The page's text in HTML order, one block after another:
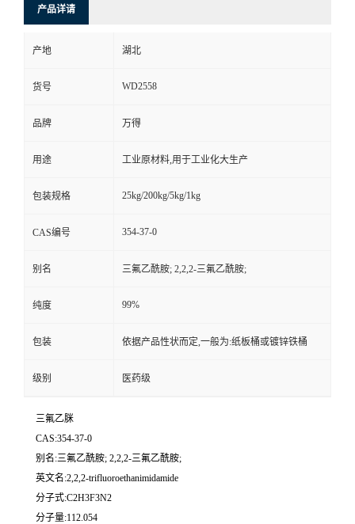
产品详请
产地 湖北
货号 WD2558
品牌 万得
用途 工业原材料,用于工业化大生产
包装规格 25kg/200kg/5kg/1kg
CAS编号 354-37-0
别名 三氟乙酰胺; 2,2,2-三氟乙酰胺;
纯度 99%
包装 依据产品性状而定,一般为:纸板桶或镀锌铁桶
级别 医药级
三氟乙脒
CAS:354-37-0
别名:三氟乙酰胺; 2,2,2-三氟乙酰胺;
英文名:2,2,2-trifluoroethanimidamide
分子式:C2H3F3N2
分子量:112.054